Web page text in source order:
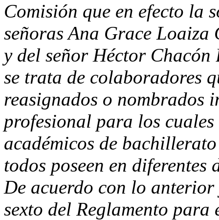
Comisión que en efecto la
señoras Ana Grace
y del señor Héctor Chacón
se trata de colaboradores
reasignados o nombrados
profesional para los
académicos de
todos poseen en diferentes
De acuerdo con lo
sexto del Reglamento